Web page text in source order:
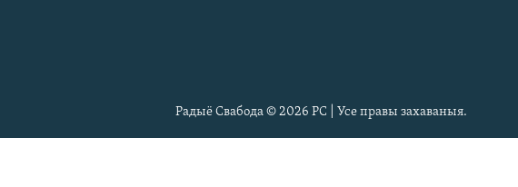
Радыё Свабода © 2026 РС | Усе правы захаваныя.